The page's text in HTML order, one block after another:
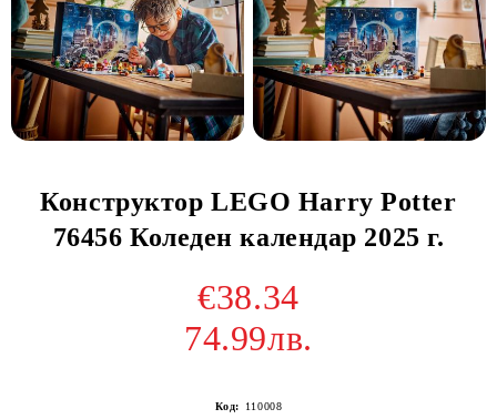
Конструктор LEGO Harry Potter
76456 Коледен календар 2025 г.
€38.34
74.99лв.
Код: 110008